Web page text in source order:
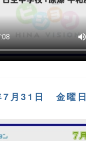
7月31日 金曜日